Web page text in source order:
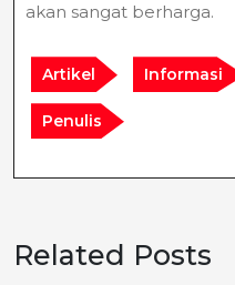
akan sangat berharga.
Artikel Informasi
Penulis
Related Posts